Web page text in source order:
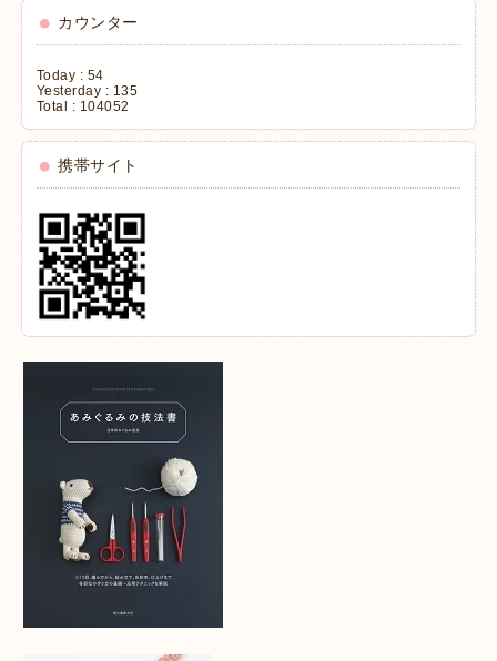
カウンター
Today : 54
Yesterday : 135
Total : 104052
携帯サイト